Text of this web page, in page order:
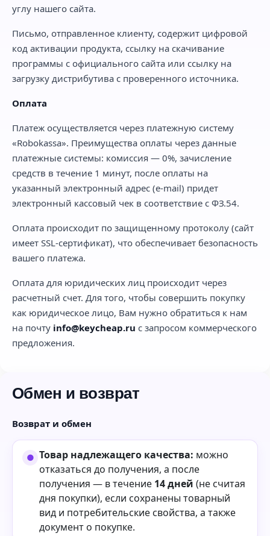
углу нашего сайта.
Письмо, отправленное клиенту, содержит цифровой
код активации продукта, ссылку на скачивание
программы с официального сайта или ссылку на
загрузку дистрибутива с проверенного источника.
Оплата
Платеж осуществляется через платежную систему
«Robokassa». Преимущества оплаты через данные
платежные системы: комиссия — 0%, зачисление
средств в течение 1 минут, после оплаты на
указанный электронный адрес (e-mail) придет
электронный кассовый чек в соответствие с ФЗ.54.
Оплата происходит по защищенному протоколу (сайт
имеет SSL-сертификат), что обеспечивает безопасность
вашего платежа.
Оплата для юридических лиц происходит через
расчетный счет. Для того, чтобы совершить покупку
как юридическое лицо, Вам нужно обратиться к нам
на почту info@keycheap.ru с запросом коммерческого
предложения.
Обмен и возврат
Возврат и обмен
Товар надлежащего качества: можно
отказаться до получения, а после
получения — в течение 14 дней (не считая
дня покупки), если сохранены товарный
вид и потребительские свойства, а также
документ о покупке.